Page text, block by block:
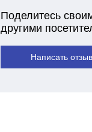
Поделитесь
другими
Написать отзыв